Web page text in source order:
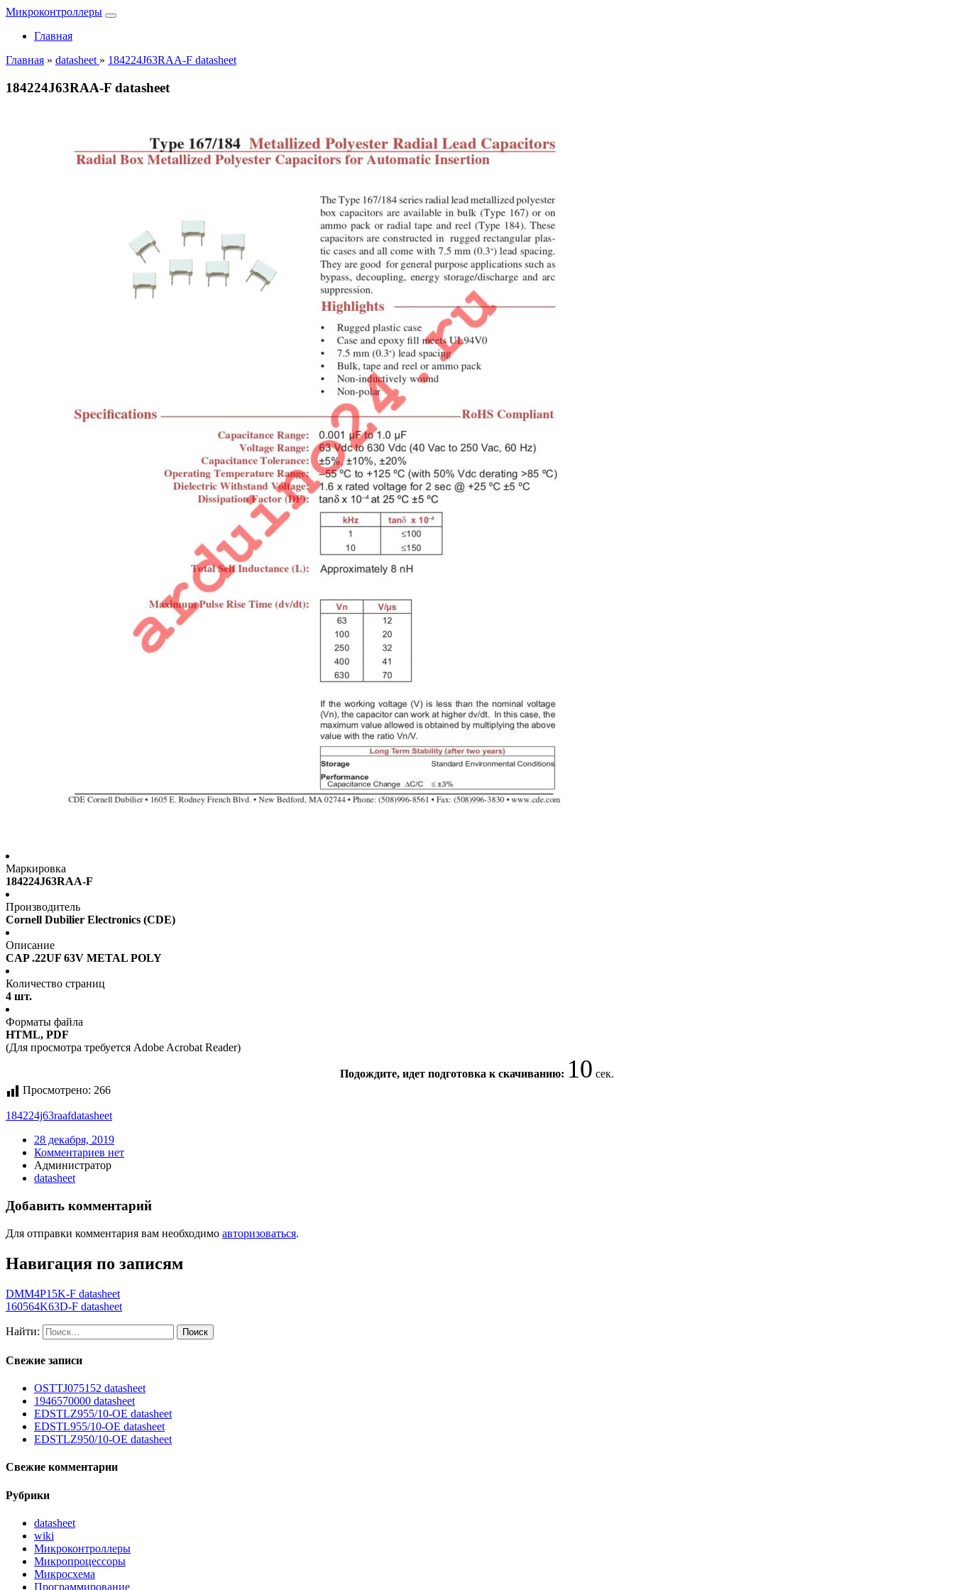
Микроконтроллеры
Главная
Главная » datasheet » 184224J63RAA-F datasheet
184224J63RAA-F datasheet
Маркировка
184224J63RAA-F
Производитель
Cornell Dubilier Electronics (CDE)
Описание
CAP .22UF 63V METAL POLY
Количество страниц
4 шт.
Форматы файла
HTML, PDF
(Для просмотра требуется Adobe Acrobat Reader)
Подождите, идет подготовка к скачиванию:9сек.
Просмотрено: 266
184224j63raafdatasheet
28 декабря, 2019
Комментариев нет
Администратор
datasheet
Добавить комментарий
Для отправки комментария вам необходимо авторизоваться.
Навигация по записям
DMM4P15K-F datasheet
160564K63D-F datasheet
Найти:
Свежие записи
OSTTJ075152 datasheet
1946570000 datasheet
EDSTLZ955/10-OE datasheet
EDSTL955/10-OE datasheet
EDSTLZ950/10-OE datasheet
Свежие комментарии
Рубрики
datasheet
wiki
Микроконтроллеры
Микропроцессоры
Микросхема
Программирование